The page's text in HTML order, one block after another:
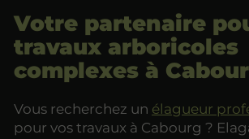
Votre partenaire
travaux arboricoles
complexes à
Vous recherchez un élagueur
pour vos travaux à Cabourg ?